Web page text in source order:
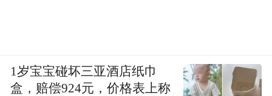
1岁宝宝碰坏三亚酒店纸巾
盒，赔偿924元，价格表上称